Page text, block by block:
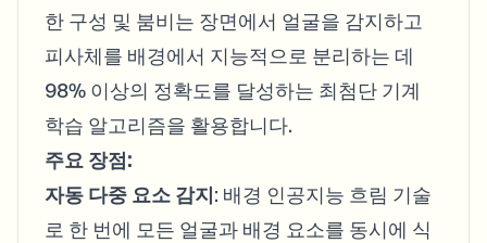
한 구성 및 붐비는 장면에서 얼굴을 감지하고
피사체를 배경에서 지능적으로 분리하는 데
98% 이상의 정확도를 달성하는 최첨단 기계
학습 알고리즘을 활용합니다.
주요 장점:
자동 다중 요소 감지: 배경 인공지능 흐림 기술
로 한 번에 모든 얼굴과 배경 요소를 동시에 식